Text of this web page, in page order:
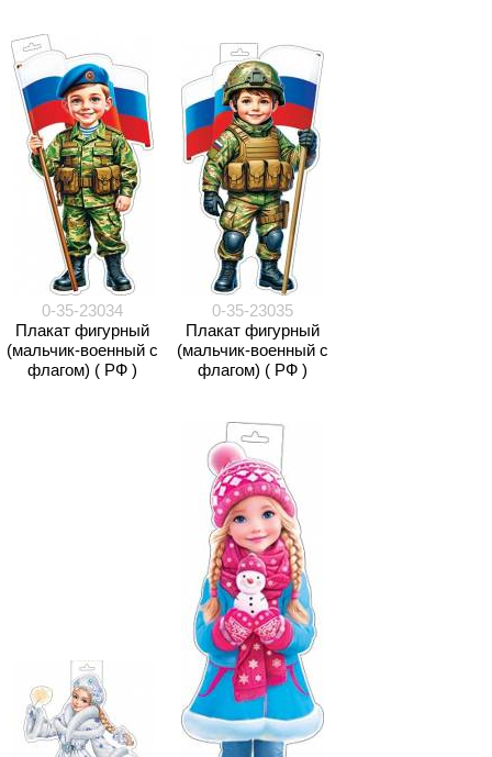
0-35-23034
Плакат фигурный
(мальчик-военный с
флагом) ( РФ )
0-35-23035
Плакат фигурный
(мальчик-военный с
флагом) ( РФ )